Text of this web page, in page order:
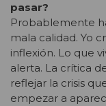
pasar?
Probablemente
mala calidad. Yo
inflexión. Lo que
alerta. La crítica
reflejar la crisis
empezar a